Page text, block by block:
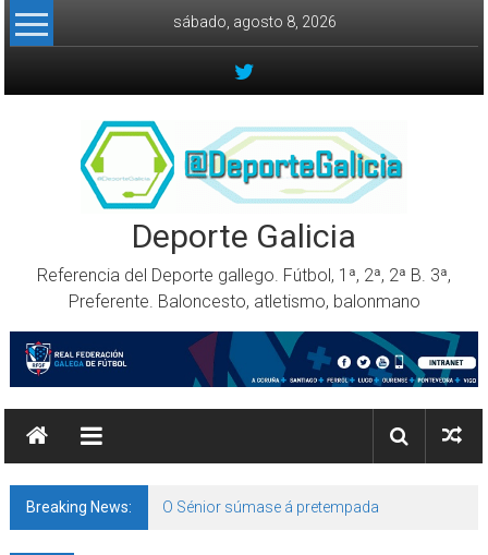
Skip to content
sábado, agosto 8, 2026
Deporte Galicia
Referencia del Deporte gallego. Fútbol, 1ª, 2ª, 2ª B. 3ª,
Preferente. Baloncesto, atletismo, balonmano
Breaking News: O Sénior súmase á pretempada